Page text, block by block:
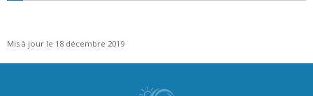
Mis à jour le 18 décembre 2019